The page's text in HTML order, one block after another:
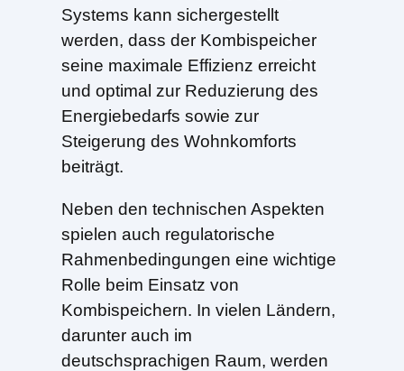
Systems kann sichergestellt
werden, dass der Kombispeicher
seine maximale Effizienz erreicht
und optimal zur Reduzierung des
Energiebedarfs sowie zur
Steigerung des Wohnkomforts
beiträgt.
Neben den technischen Aspekten
spielen auch regulatorische
Rahmenbedingungen eine wichtige
Rolle beim Einsatz von
Kombispeichern. In vielen Ländern,
darunter auch im
deutschsprachigen Raum, werden